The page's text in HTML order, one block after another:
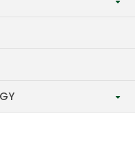
SERIES V